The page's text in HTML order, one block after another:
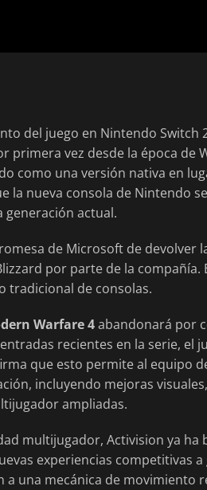
del juego en Nintendo Switch
vez desde la época de
como una versión nativa en
la nueva consola de Nintendo
generación actual.
de Microsoft de devolver
por parte de la compañía.
tradicional de consolas.
Warfare 4abandonará por
recientes en la serie, el
que esto permite al equipo
incluyendo mejoras
ampliadas.
multijugador, Activision ya ha
experiencias competitivas a
una mecánica de movimiento